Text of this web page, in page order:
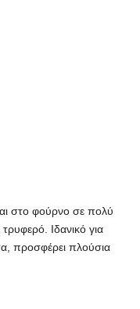
στο φούρνο σε πολύ
Ιδανικό για
προσφέρει πλούσια